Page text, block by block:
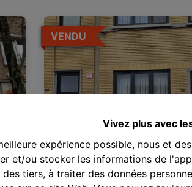
Vivez plus avec
expérience possible, nous et
et/ou stocker les informations de
tiers, à traiter des données
VENDU